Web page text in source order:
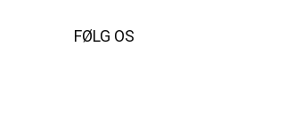
FØLG OS